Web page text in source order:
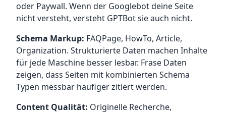
oder Paywall. Wenn der Googlebot deine Seite
nicht versteht, versteht GPTBot sie auch nicht.
Schema Markup: FAQPage, HowTo, Article,
Organization. Strukturierte Daten machen Inhalte
für jede Maschine besser lesbar. Frase Daten
zeigen, dass Seiten mit kombinierten Schema
Typen messbar häufiger zitiert werden.
Content Qualität: Originelle Recherche,